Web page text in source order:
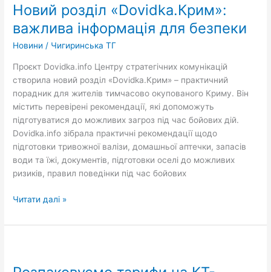
Новий розділ «Dovidka.Крим»:
важлива інформація для безпеки
Новини / Чигиринська ТГ
Проєкт Dovidka.info Центру стратегічних комунікацій
створила новий розділ «Dovidka.Крим» – практичний
порадник для жителів тимчасово окупованого Криму. Він
містить перевірені рекомендації, які допоможуть
підготуватися до можливих загроз під час бойових дій.
Dovidka.info зібрала практичні рекомендації щодо
підготовки тривожної валізи, домашньої аптечки, запасів
води та їжі, документів, підготовки оселі до можливих
ризиків, правил поведінки під час бойових
Читати далі »